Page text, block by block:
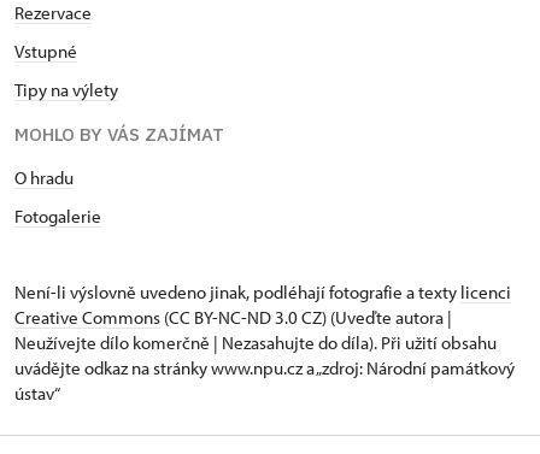
Rezervace
Vstupné
Tipy na výlety
MOHLO BY VÁS ZAJÍMAT
O hradu
Fotogalerie
Není-li výslovně uvedeno jinak, podléhají fotografie a texty licenci
Creative Commons (CC BY-NC-ND 3.0 CZ) (Uveďte autora |
Neužívejte dílo komerčně | Nezasahujte do díla). Při užití obsahu
uvádějte odkaz na stránky www.npu.cz a „zdroj: Národní památkový
ústav“